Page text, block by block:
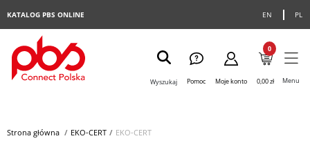
EN PL
KATALOG PBS ONLINE
Wyszukaj Pomoc Moje konto
0
0,00 zł Menu
Strona główna> EKO-CERT> EKO-CERT